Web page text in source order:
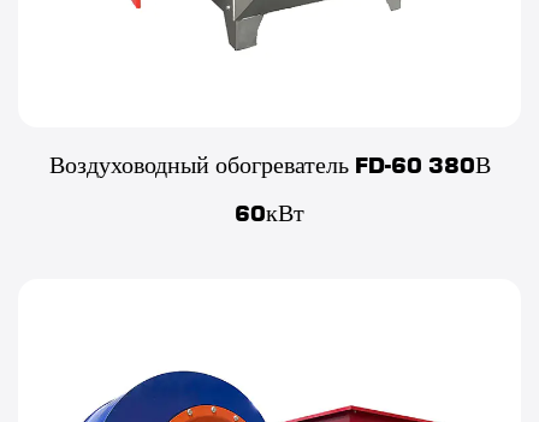
Воздуховодный обогреватель FD-60 380В
60кВт